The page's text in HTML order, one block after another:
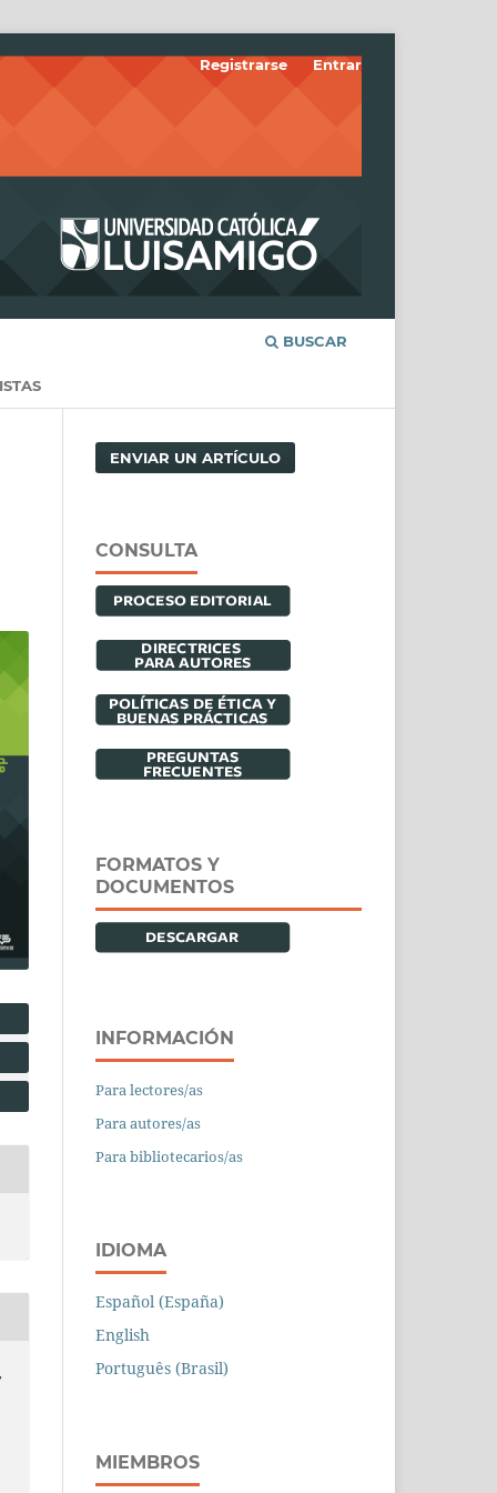
BUSCAR
Registrarse Entrar
ENVIAR UN ARTÍCULO
CONSULTA
FORMATOS Y
DOCUMENTOS
INFORMACIÓN
Para lectores/as
Para autores/as
Para bibliotecarios/as
IDIOMA
Español (España)
English
Português (Brasil)
MIEMBROS